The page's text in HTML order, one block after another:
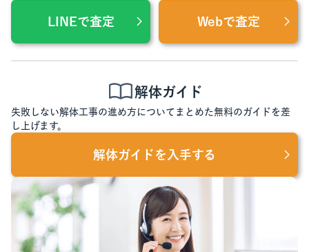
LINEで査定 Webで査定
解体ガイド
失敗しない解体工事の進め方についてまとめた無料のガイドを差
し上げます。
解体ガイドを入手する